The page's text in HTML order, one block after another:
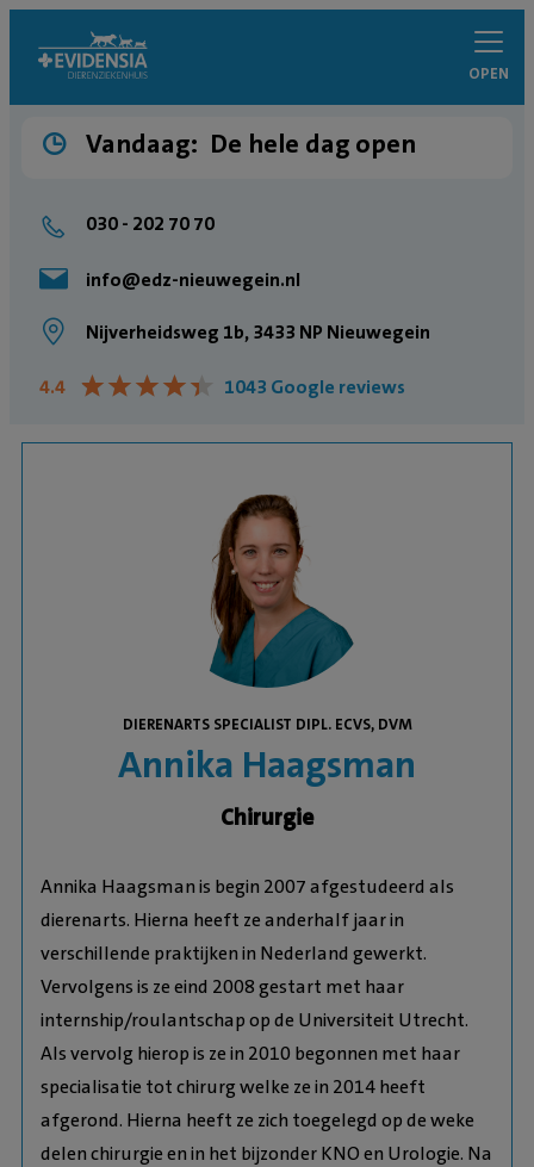
OPEN
Vandaag: De hele dag open
030 - 202 70 70
info@edz-nieuwegein.nl
Nijverheidsweg 1b, 3433 NP Nieuwegein
4.4 ★★★★★
★★★★★ 1043 Google reviews
DIERENARTS SPECIALIST DIPL. ECVS, DVM
Annika Haagsman
Chirurgie
Annika Haagsman is begin 2007 afgestudeerd als
dierenarts. Hierna heeft ze anderhalf jaar in
verschillende praktijken in Nederland gewerkt.
Vervolgens is ze eind 2008 gestart met haar
internship/roulantschap op de Universiteit Utrecht.
Als vervolg hierop is ze in 2010 begonnen met haar
specialisatie tot chirurg welke ze in 2014 heeft
afgerond. Hierna heeft ze zich toegelegd op de weke
delen chirurgie en in het bijzonder KNO en Urologie. Na